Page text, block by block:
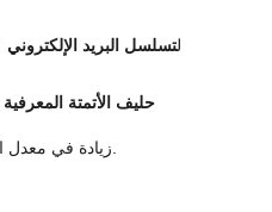
لتسلسل البريد الإلكتروني
حليف الأتمتة المعرفية
3x زيادة في معدل المشاركة الأولي احتمال.